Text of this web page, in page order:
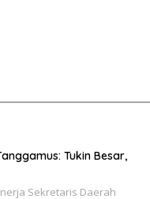
Tukin Besar,
Sekretaris Daerah